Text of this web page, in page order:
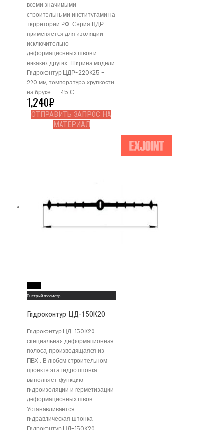
всеми значимыми
строительными институтами на
территории РФ. Серия ЦДР
применяется для изоляции
исключительно
деформационных швов и
никаких других. Ширина модели
Гидроконтур ЦДР-220К25 -
220 мм, температура хрупкости
на брусе - -45 С.
1,240₽
ОТПРАВИТЬ ЗАПРОС НА
МАТЕРИАЛ
Быстрый просмотр
Гидроконтур ЦД-150К20
Гидроконтур ЦД-150К20 -
специальная деформационная
полоса, производящаяся из
ПВХ . В любом строительном
проекте эта гидрошпонка
выполняет функцию
гидроизоляции и герметизации
деформационных швов.
Устанавливается
гидравлическая шпонка